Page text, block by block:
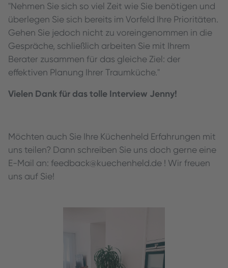
"Nehmen Sie sich so viel Zeit wie Sie benötigen und
überlegen Sie sich bereits im Vorfeld Ihre Prioritäten.
Gehen Sie jedoch nicht zu voreingenommen in die
Gespräche, schließlich arbeiten Sie mit Ihrem
Berater zusammen für das gleiche Ziel: der
effektiven Planung Ihrer Traumküche."
Vielen Dank für das tolle Interview Jenny!
Möchten auch Sie Ihre Küchenheld Erfahrungen mit
uns teilen? Dann schreiben Sie uns doch gerne eine
E-Mail an: feedback@kuechenheld.de ! Wir freuen
uns auf Sie!